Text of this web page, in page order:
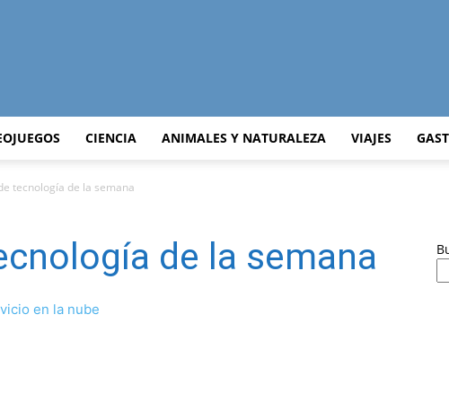
Curiosidades
CIENCIA ANIMALES Y NATURALEZA VIAJES
tecnología de la semana
de la semana
en la nube